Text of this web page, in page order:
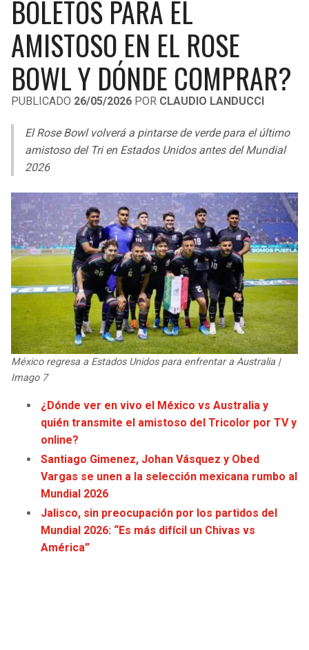
LIGA DE EXPANSIÓN MX
LEAGUES CUP
UEFA EUROPA LEAGUE
UEFA CONFERENCE LEAGUE
MLS
COPA LIBERTADORES
COPA SUDAMERICANA
LIGA BETPLAY
OTRAS LIGAS
RAIDERS
CHARGERS
RAVENS
STEELERS
TEXANS
COLTS
JAGUARS
TITANS
GIANTS
EAGLES
COMMANDERS
CARDINALS
CAVALIERS
PISTONS
PACERS
HORNETS
HEAT
MAGIC
WIZARDS
WARRIORS
LAKERS
SUNS
KINGS
MAVERICKS
BOLETOS PARA EL
AMISTOSO EN EL ROSE
BOWL Y DÓNDE COMPRAR?
PUBLICADO 26/05/2026 POR CLAUDIO LANDUCCI
El Rose Bowl volverá a pintarse de verde para el último
amistoso del Tri en Estados Unidos antes del Mundial
2026
México regresa a Estados Unidos para enfrentar a Australia |
Imago 7
¿Dónde ver en vivo el México vs Australia y
quién transmite el amistoso del Tricolor por TV y
online?
Santiago Gimenez, Johan Vásquez y Obed
Vargas se unen a la selección mexicana rumbo al
Mundial 2026
Jalisco, sin preocupación por los partidos del
Mundial 2026: “Es más difícil un Chivas vs
América”